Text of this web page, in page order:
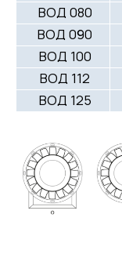
ВОД 080
ВОД 090
ВОД 100
ВОД 112
ВОД 125